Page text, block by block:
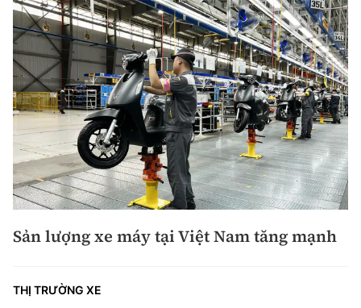
Sản lượng xe máy tại Việt Nam tăng mạnh
THỊ TRƯỜNG XE